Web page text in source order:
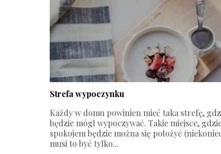
Strefa wypoczynku
Każdy w domu powinien mieć taka strefę,
będzie mógł wypoczywać. Takie miejsce,
spokojem będzie można się położyć
musi to być tylko...